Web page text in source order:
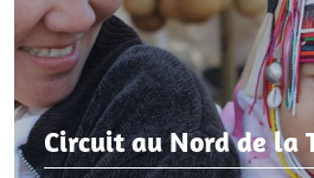
Circuit au Nord de la